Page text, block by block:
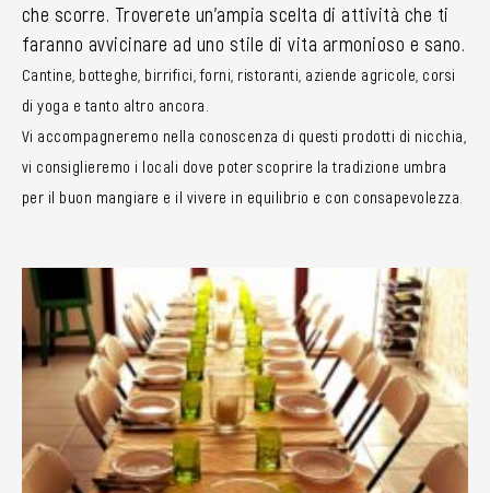
che scorre. Troverete un’ampia scelta di attività che ti
faranno avvicinare ad uno stile di vita armonioso e sano.
Cantine, botteghe, birrifici, forni, ristoranti, aziende agricole, corsi
di yoga e tanto altro ancora.
Vi accompagneremo nella conoscenza di questi prodotti di nicchia,
vi consiglieremo i locali dove poter scoprire la tradizione umbra
per il buon mangiare e il vivere in equilibrio e con consapevolezza.